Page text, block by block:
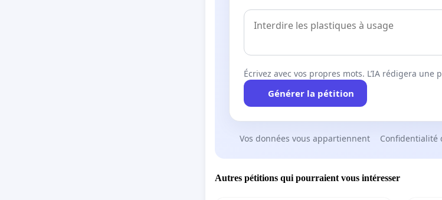
Écrivez avec vos propres mots. L’IA rédigera
Générer la pétition
Vos données vous appartiennent Confidentialité
Autres pétitions qui pourraient vous intéresser